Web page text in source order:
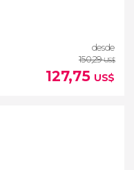
desde
150,29US$
127,75 US$